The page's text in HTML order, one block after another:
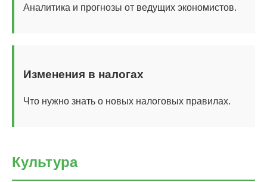
Аналитика и прогнозы от ведущих экономистов.
Изменения в налогах
Что нужно знать о новых налоговых правилах.
Культура